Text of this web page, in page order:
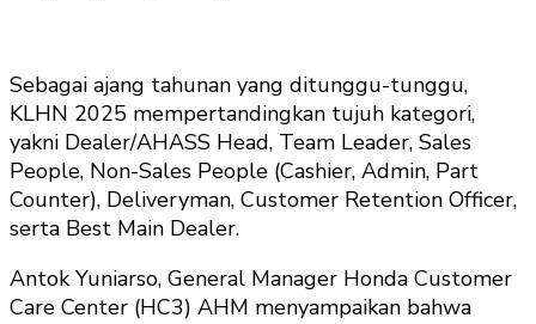
Sebagai ajang tahunan yang ditunggu-tunggu,
KLHN 2025 mempertandingkan tujuh kategori,
yakni Dealer/AHASS Head, Team Leader, Sales
People, Non-Sales People (Cashier, Admin, Part
Counter), Deliveryman, Customer Retention Officer,
serta Best Main Dealer.
Antok Yuniarso, General Manager Honda Customer
Care Center (HC3) AHM menyampaikan bahwa